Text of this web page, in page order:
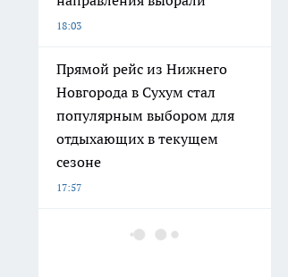
18:03
Прямой рейс из Нижнего
Новгорода в Сухум стал
популярным выбором для
отдыхающих в текущем
сезоне
17:57
Нижегородский министр